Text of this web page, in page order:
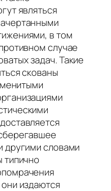
являться
в том
случае
задач. Такие
скованы
другими словами
типично
издаются